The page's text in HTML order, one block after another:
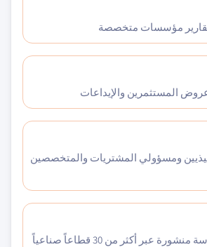
مؤسسات متخصصة
المستثمرين والإيداعات
ومسؤولي المشتريات والمتخصصين